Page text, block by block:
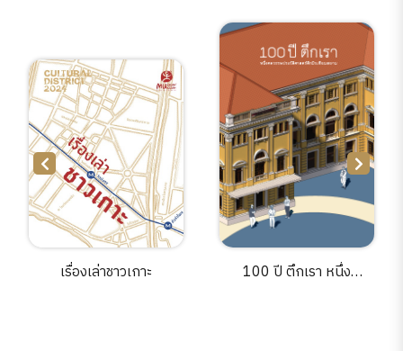
เรื่องเล่าชาวเกาะ
100 ปี ตึกเรา หนึ่ง